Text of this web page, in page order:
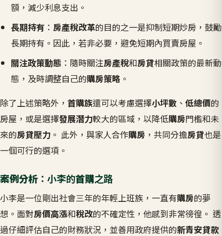
額，減少利息支出。
長期持有 ： 房產稅改革的目的之一是抑制短期炒房，鼓勵
長期持有。因此，若非必要，避免短期內買賣房屋。
關注政策動態 ：隨時關注房產稅和房貸相關政策的最新動
態，及時調整自己的購房策略 。
除了上述策略外， 首購族還可以考慮選擇小坪數 、 低總價的
房屋，或是選擇發展潛力較大的區域，以降低購房門檻和未
來的房貸壓力 。 此外，與家人合作購房 ，共同分擔房貸也是
一個可行的選項。
案例分析：小李的首購之路
小李是一位剛出社會三年的年輕上班族，一直有購房的夢
想。面對房價高漲和稅改的不確定性，他感到非常徬徨。 透
過仔細評估自己的財務狀況，並善用政府提供的新青安貸款